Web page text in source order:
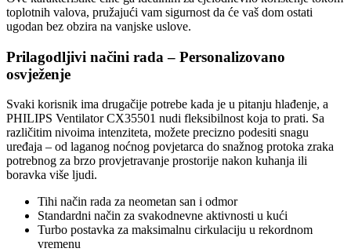
toplotnih valova, pružajući vam sigurnost da će vaš dom ostati
ugodan bez obzira na vanjske uslove.
Prilagodljivi načini rada – Personalizovano
osvježenje
Svaki korisnik ima drugačije potrebe kada je u pitanju hlađenje, a
PHILIPS Ventilator CX35501 nudi fleksibilnost koja to prati. Sa
različitim nivoima intenziteta, možete precizno podesiti snagu
uređaja – od laganog noćnog povjetarca do snažnog protoka zraka
potrebnog za brzo provjetravanje prostorije nakon kuhanja ili
boravka više ljudi.
Tihi način rada za neometan san i odmor
Standardni način za svakodnevne aktivnosti u kući
Turbo postavka za maksimalnu cirkulaciju u rekordnom
vremenu